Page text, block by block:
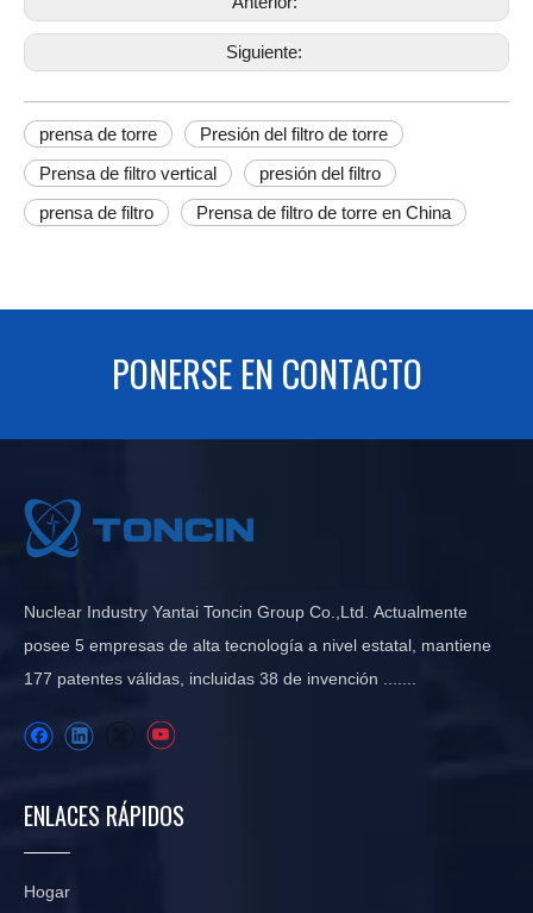
Siguiente:
prensa de torre
Presión del filtro de torre
Prensa de filtro vertical
presión del filtro
prensa de filtro
Prensa de filtro de torre en China
PONERSE EN CONTACTO
Nuclear Industry Yantai Toncin Group Co.,Ltd. Actualmente
posee 5 empresas de alta tecnología a nivel estatal, mantiene
177 patentes válidas, incluidas 38 de invención .......
ENLACES RÁPIDOS
Hogar